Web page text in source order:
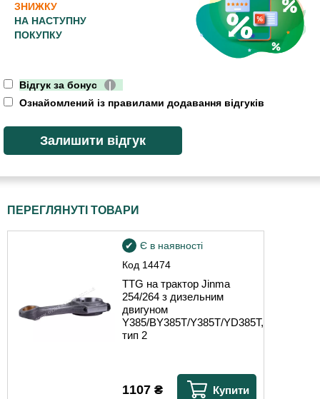
ЗНИЖКУ
НА НАСТУПНУ
ПОКУПКУ
Відгук за бонус
|
Ознайомлений із правилами додавання відгуків
ПЕРЕГЛЯНУТІ ТОВАРИ
Код 14474
Є в наявності
TTG на трактор Jinma
254/264 з дизельним
двигуном
Y385/BY385T/Y385T/YD385T,
тип 2
1107 ₴ Купити